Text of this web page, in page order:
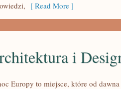
[ Read More ]
i
Europy to miejsce, które od